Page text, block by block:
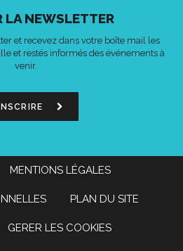
LA NEWSLETTER
et recevez dans votre boîte mail les
et restés informés des événements à
venir.
MENTIONS LÉGALES
PLAN DU SITE
GERER LES COOKIES